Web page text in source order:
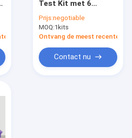
Kit.
Prijs
Test Kit met 6
voor 60 ppm
pluimvee-eieren en
80-105% hoog
Prijs:negotiable
MOQ:1kits
Ontvang de meest recente
Contact nu